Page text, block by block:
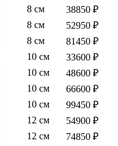
8 см
38850 ₽
8 см
52950 ₽
8 см
81450 ₽
10 см
33600 ₽
10 см
48600 ₽
10 см
66600 ₽
10 см
99450 ₽
12 см
54900 ₽
12 см
74850 ₽